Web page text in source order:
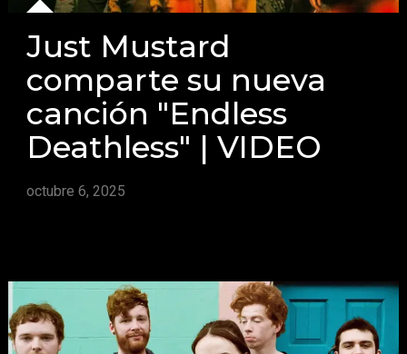
Just Mustard
comparte su nueva
canción "Endless
Deathless" | VIDEO
octubre 6, 2025